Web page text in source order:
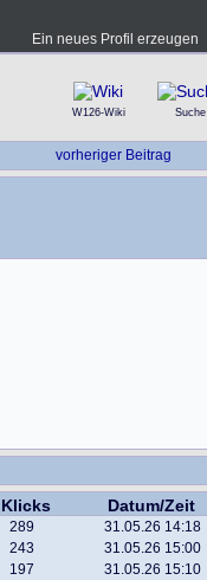
Ein neues Profil erzeugen
W126-Wiki Suche
vorheriger Beitrag
Klicks
Datum/Zeit
289 31.05.26 14:18
243 31.05.26 15:00
197 31.05.26 15:10